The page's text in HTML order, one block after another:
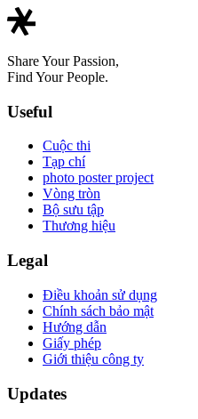
Share Your Passion,
Find Your People.
Useful
Cuộc thi
Tạp chí
photo poster project
Vòng tròn
Bộ sưu tập
Thương hiệu
Legal
Điều khoản sử dụng
Chính sách bảo mật
Hướng dẫn
Giấy phép
Giới thiệu công ty
Updates